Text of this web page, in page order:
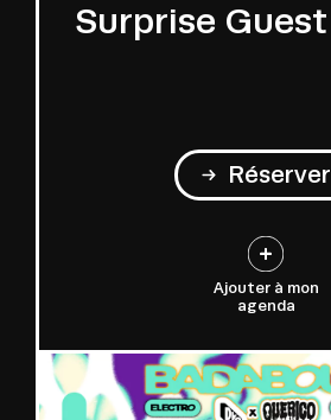
Surprise Guest
Réserver
Ajouter à mon
agenda